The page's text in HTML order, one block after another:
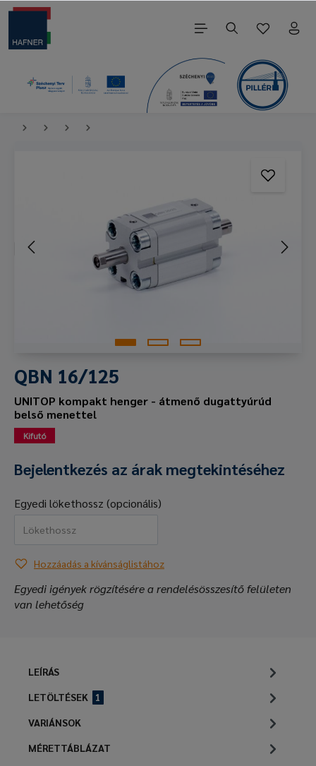
QBN 16/125
UNITOP kompakt henger - átmenő dugattyúrúd
belső menettel
Kifutó
Bejelentkezés az árak megtekintéséhez
Egyedi lökethossz (opcionális)
Hozzáadás a kívánságlistához
Egyedi igények rögzítésére a rendelésösszesítő felületen
van lehetőség
LEÍRÁS
LETÖLTÉSEK
1
VARIÁNSOK
MÉRETTÁBLÁZAT